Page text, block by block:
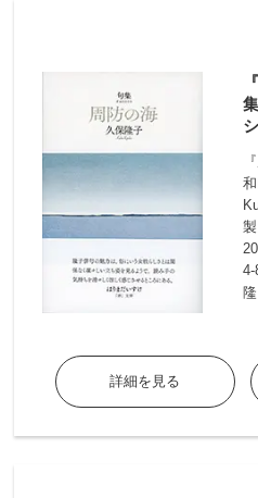
4-
詳細を見る